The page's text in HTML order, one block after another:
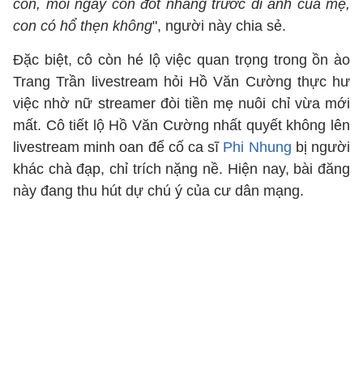
con, mỗi ngày con đốt nhang trước di ảnh của mẹ,
con có hổ thẹn không", người này chia sẻ.
Đặc biệt, cô còn hé lộ việc quan trọng trong ồn ào
Trang Trần livestream hỏi Hồ Văn Cường thực hư
việc nhờ nữ streamer đòi tiền mẹ nuôi chỉ vừa mới
mất. Cô tiết lộ Hồ Văn Cường nhất quyết không lên
livestream minh oan để cố ca sĩ Phi Nhung bị người
khác chà đạp, chỉ trích nặng nề. Hiện nay, bài đăng
này đang thu hút dự chú ý của cư dân mạng.